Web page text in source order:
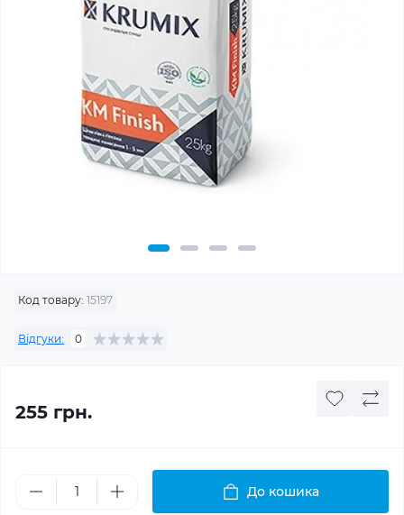
Код товару: 15197
Відгуки: 0
255 грн.
До кошика